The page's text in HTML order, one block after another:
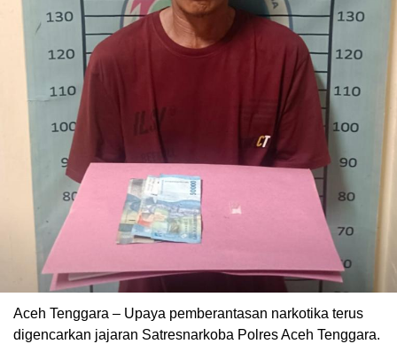
Aceh Tenggara – Upaya pemberantasan narkotika terus
digencarkan jajaran Satresnarkoba Polres Aceh Tenggara.